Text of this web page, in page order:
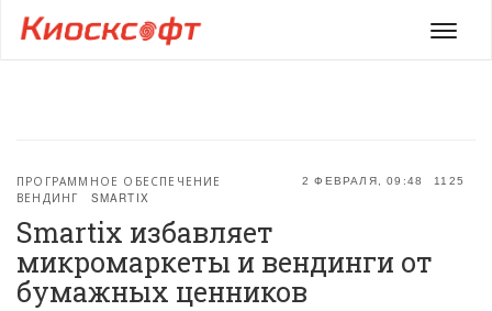
Меню
2 ФЕВРАЛЯ, 09:48 1125
ПРОГРАММНОЕ ОБЕСПЕЧЕНИЕ
ВЕНДИНГ
SMARTIX
Smartix избавляет
микромаркеты и вендинги от
бумажных ценников